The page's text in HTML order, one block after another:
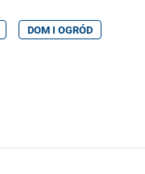
DOM I OGRÓD